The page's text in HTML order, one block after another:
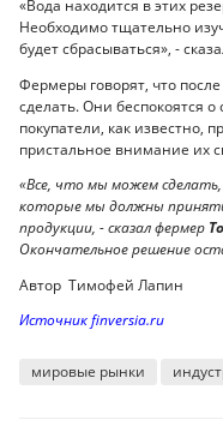
«Вода находится в этих
Необходимо тщательно
будет сбрасываться», -
Фермеры говорят, что
сделать. Они беспокоятся о
покупатели, как известно,
пристальное внимание их
«Все, что мы можем
которые мы должны принять
продукции, - сказал фермер
Окончательное решение
Автор Тимофей Лапин
Источник finversia.ru
мировые рынки